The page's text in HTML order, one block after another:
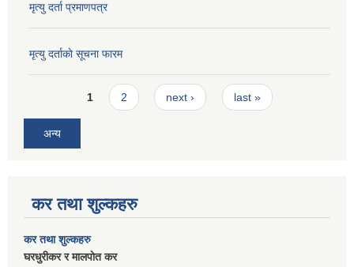
मृत्यु दर्ता प्रमाणपत्र
मृत्यु दर्ताकाे सूचना फारम
Pages1 2 next › last »
अन्य
कर तथा शुल्कहरु
कर तथा शुल्कहरु
घरधुरीकर र मालपाेत कर